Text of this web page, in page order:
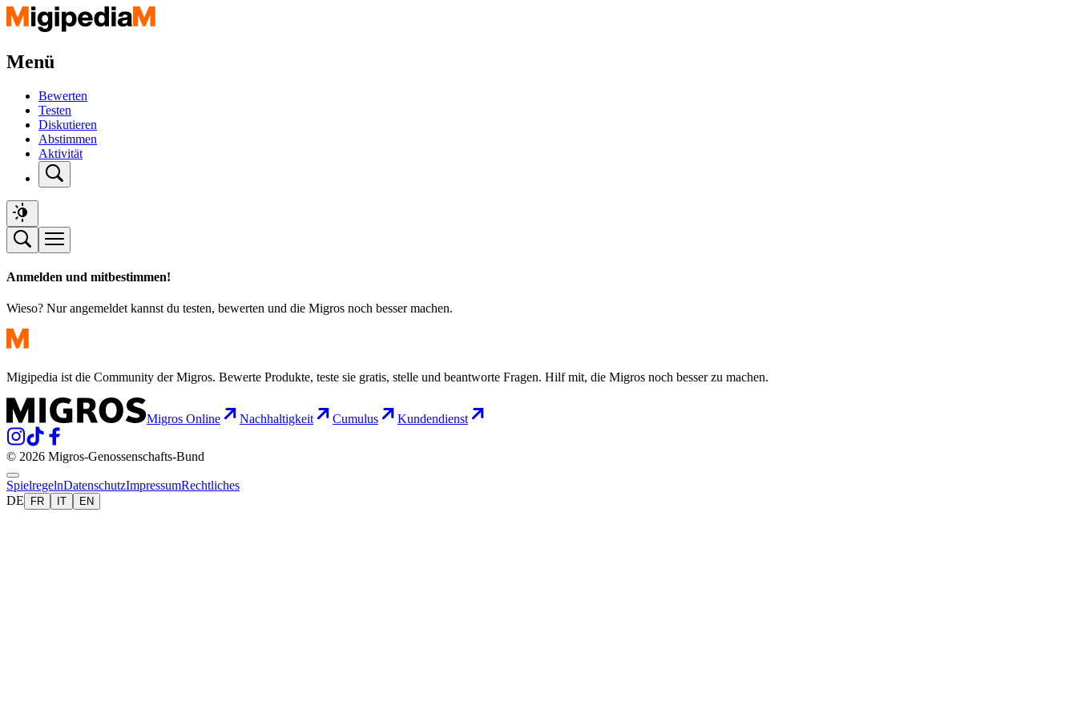
Menü
Bewerten
Testen
Diskutieren
Abstimmen
Aktivität
Anmelden und mitbestimmen!
Wieso? Nur angemeldet kannst du testen, bewerten und die Migros noch besser machen.
Migipedia ist die Community der Migros. Bewerte Produkte, teste sie gratis, stelle und beantworte Fragen. Hilf mit, die Migros noch besser zu machen.
Migros Online Nachhaltigkeit Cumulus Kundendienst
© 2026 Migros-Genossenschafts-Bund
SpielregelnDatenschutzImpressumRechtliches
DE
FR IT EN